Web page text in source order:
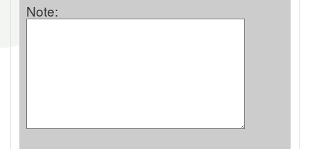
Note: